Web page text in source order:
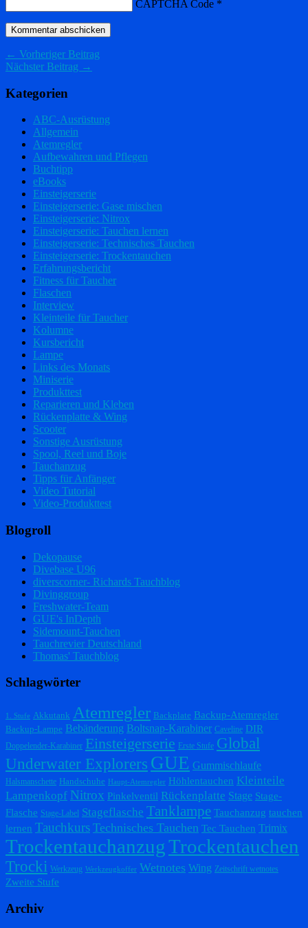
CAPTCHA Code *
← Vorheriger Beitrag
Nächster Beitrag →
Kategorien
ABC-Ausrüstung
Allgemein
Atemregler
Aufbewahren und Pflegen
Buchtipp
eBooks
Einsteigerserie
Einsteigerserie: Gase mischen
Einsteigerserie: Nitrox
Einsteigerserie: Tauchen lernen
Einsteigerserie: Technisches Tauchen
Einsteigerserie: Trockentauchen
Erfahrungsbericht
Fitness für Taucher
Flaschen
Interview
Kleinteile für Taucher
Kolumne
Kursbericht
Lampe
Links des Monats
Miniserie
Produkttest
Reparieren und Kleben
Rückenplatte & Wing
Scooter
Sonstige Ausrüstung
Spool, Reel und Boje
Tauchanzug
Tipps für Anfänger
Video Tutorial
Video-Produkttest
Blogroll
Dekopause
Divebase U96
diverscorner- Richards Tauchblog
Divinggroup
Freshwater-Team
GUE's InDepth
Sidemount-Tauchen
Tauchrevier Deutschland
Thomas' Tauchblog
Schlagwörter
1. Stufe Akkutank Atemregler Backplate Backup-Atemregler
Backup-Lampe Bebänderung Boltsnap-Karabiner Caveline DIR
Doppelender-Karabiner Einsteigerserie Erste Stufe Global
Underwater Explorers GUE Gummischlaufe
Halsmanschette Handschuhe Haupt-Atemregler Höhlentauchen Kleinteile
Lampenkopf Nitrox Pinkelventil Rückenplatte Stage Stage-
Flasche Stage-Label Stageflasche Tanklampe Tauchanzug tauchen
lernen Tauchkurs Technisches Tauchen Tec Tauchen Trimix
TrockentauchanzugTrockentauchen
Trocki Werkzeug Werkzeugkoffer Wetnotes Wing Zeitschrift wetnotes
Zweite Stufe
Archiv